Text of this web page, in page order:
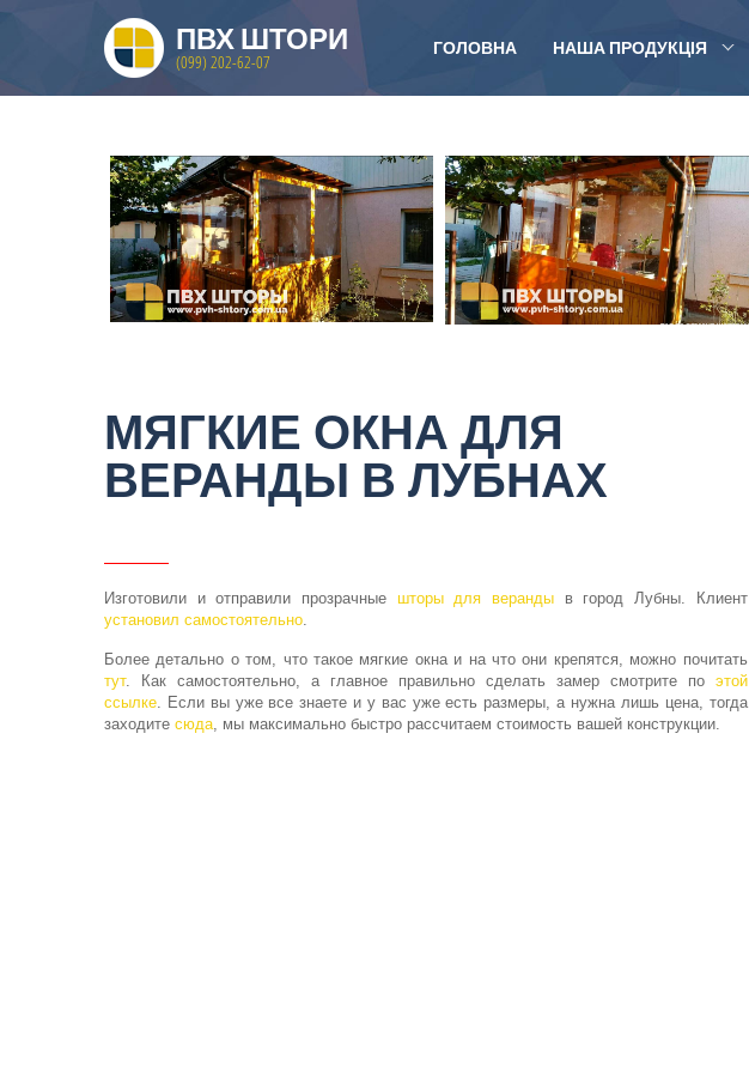
ПВХ ШТОРИ
(099) 202-62-07
ГОЛОВНА НАША ПРОДУКЦІЯ
МЯГКИЕ ОКНА ДЛЯ
ВЕРАНДЫ В ЛУБНАХ
Изготовили и отправили прозрачные шторы для верандыв город Лубны. Клиент
установил самостоятельно
Более детально о том, что такое мягкие окна и на что они крепятся, можно почитать
тут. Как самостоятельно, а главное правильно сделать замер смотрите по этой
ссылке . Если вы уже все знаете и у вас уже есть размеры, а нужна лишь цена, тогда
заходите сюда , мы максимально быстро рассчитаем стоимость вашей конструкции.